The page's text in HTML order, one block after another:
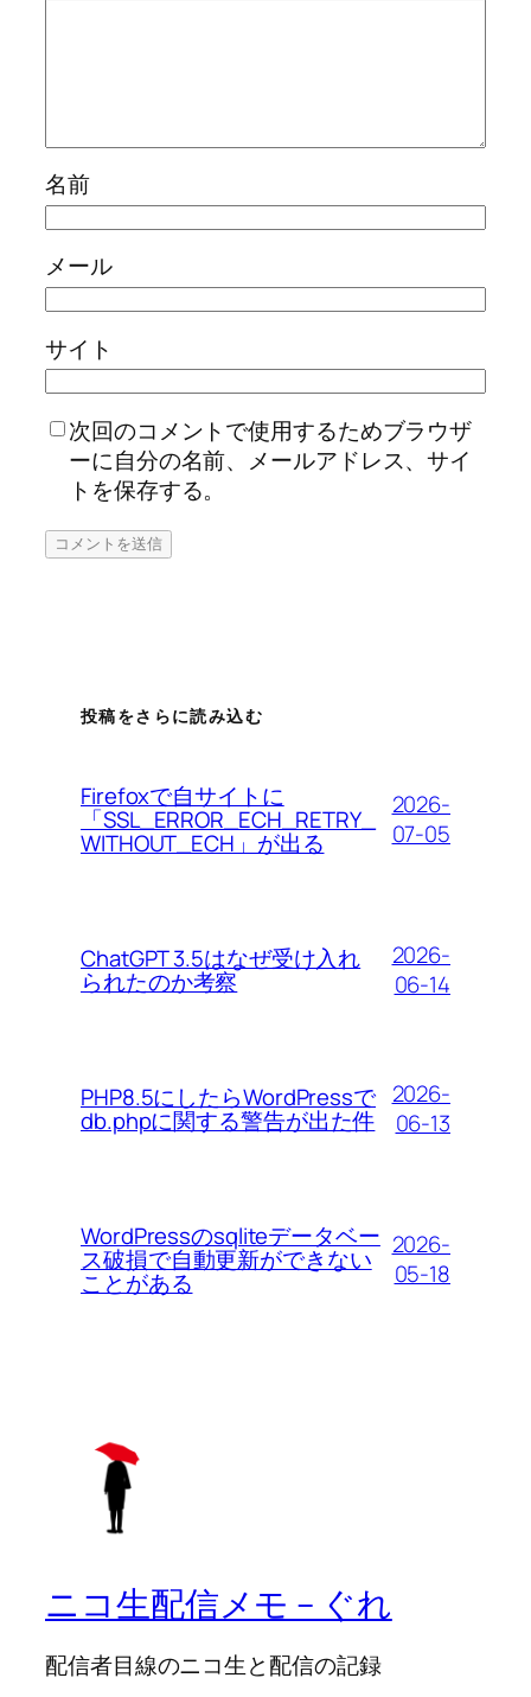
名前
メール
サイト
次回のコメントで使用するためブラウザ
ーに自分の名前、メールアドレス、サイ
トを保存する。
投稿をさらに読み込む
Firefoxで自サイトに
「SSL_ERROR_ECH_RETRY_
WITHOUT_ECH」が出る
2026-
07-05
ChatGPT 3.5はなぜ受け入れ
られたのか考察
2026-
06-14
PHP8.5にしたらWordPressで
db.phpに関する警告が出た件
2026-
06-13
WordPressのsqliteデータベー
ス破損で自動更新ができない
ことがある
2026-
05-18
ニコ生配信メモ – ぐれ
配信者目線のニコ生と配信の記録